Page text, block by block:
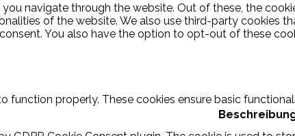
navigate through the website. Out of these, the
of the website. We also use third-party cookies
You also have the option to opt-out of these
function properly. These cookies ensure basic